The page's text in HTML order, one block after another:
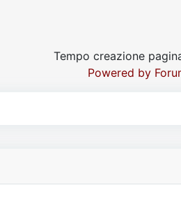
Tempo creazione
Powered by